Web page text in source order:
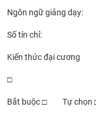
Ngôn ngữ giảng
Số tín
Kiến thức đại cương
□
Bắt buộc □ Tự chọn